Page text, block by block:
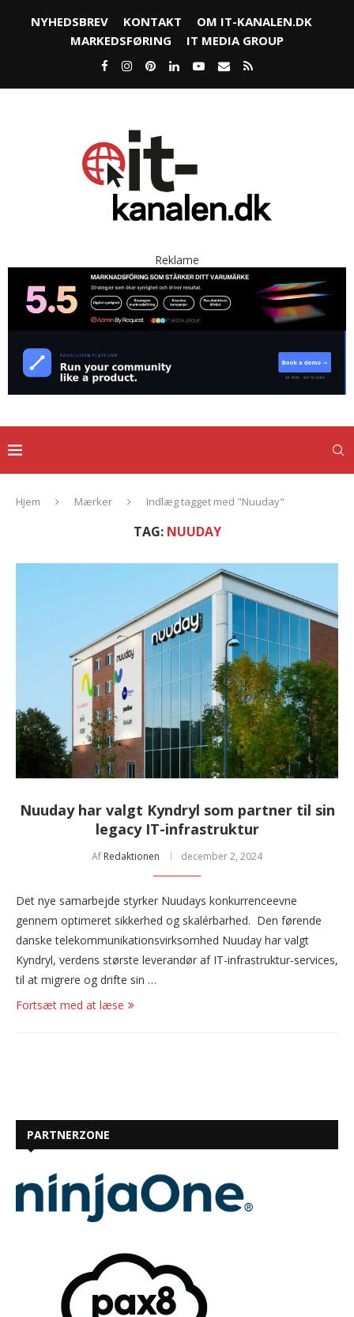
NYHEDSBREV KONTAKT
OM IT-KANALEN.DK
MARKEDSFØRING
IT MEDIA GROUP
Reklame
Hjem Mærker Indlæg tagget med "Nuuday"
TAG: NUUDAY
Nuuday har valgt Kyndryl som partner til sin
legacy IT-infrastruktur
Af Redaktionen december 2, 2024
Det nye samarbejde styrker Nuudays konkurrenceevne
gennem optimeret sikkerhed og skalérbarhed. Den førende
danske telekommunikationsvirksomhed Nuuday har valgt
Kyndryl, verdens største leverandør af IT-infrastruktur-services,
til at migrere og drifte sin …
Fortsæt med at læse
PARTNERZONE